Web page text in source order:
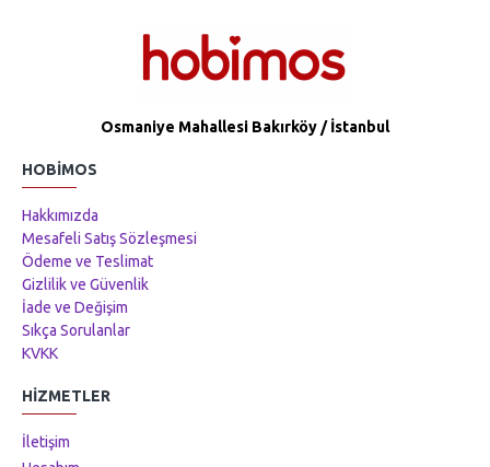
Osmaniye Mahallesi Bakırköy / İstanbul
HOBIMOS
Hakkımızda
Mesafeli Satış Sözleşmesi
Ödeme ve Teslimat
Gizlilik ve Güvenlik
İade ve Değişim
Sıkça Sorulanlar
KVKK
HIZMETLER
İletişim